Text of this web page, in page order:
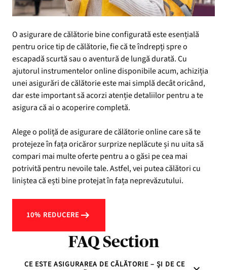
O asigurare de călătorie bine configurată este esențială
pentru orice tip de călătorie, fie că te îndrepți spre o
escapadă scurtă sau o aventură de lungă durată. Cu
ajutorul instrumentelor online disponibile acum, achiziția
unei asigurări de călătorie este mai simplă decât oricând,
dar este important să acorzi atenție detaliilor pentru a te
asigura că ai o acoperire completă.
Alege o poliță de asigurare de călătorie online care să te
protejeze în fața oricăror surprize neplăcute și nu uita să
compari mai multe oferte pentru a o găsi pe cea mai
potrivită pentru nevoile tale. Astfel, vei putea călători cu
liniștea că ești bine protejat în fața neprevăzutului.
10% REDUCERE
FAQ Section
CE ESTE ASIGURAREA DE CĂLĂTORIE – ȘI DE CE